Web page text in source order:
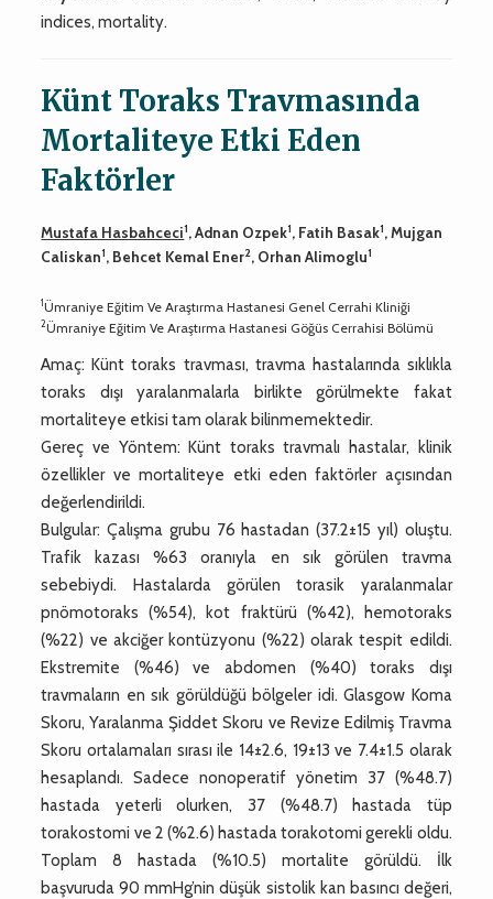
indices, mortality.
Künt Toraks Travmasında
Mortaliteye Etki Eden
Faktörler
Mustafa Hasbahceci1, Adnan Ozpek1, Fatih Basak1, Mujgan
Caliskan1, Behcet Kemal Ener2, Orhan Alimoglu1
1Ümraniye Eğitim Ve Araştırma Hastanesi Genel Cerrahi Kliniği
2Ümraniye Eğitim Ve Araştırma Hastanesi Göğüs Cerrahisi Bölümü
Amaç: Künt toraks travması, travma hastalarında sıklıkla
toraks dışı yaralanmalarla birlikte görülmekte fakat
mortaliteye etkisi tam olarak bilinmemektedir.
Gereç ve Yöntem: Künt toraks travmalı hastalar, klinik
özellikler ve mortaliteye etki eden faktörler açısından
değerlendirildi.
Bulgular: Çalışma grubu 76 hastadan (37.2±15 yıl) oluştu.
Trafik kazası %63 oranıyla en sık görülen travma
sebebiydi. Hastalarda görülen torasik yaralanmalar
pnömotoraks (%54), kot fraktürü (%42), hemotoraks
(%22) ve akciğer kontüzyonu (%22) olarak tespit edildi.
Ekstremite (%46) ve abdomen (%40) toraks dışı
travmaların en sık görüldüğü bölgeler idi. Glasgow Koma
Skoru, Yaralanma Şiddet Skoru ve Revize Edilmiş Travma
Skoru ortalamaları sırası ile 14±2.6, 19±13 ve 7.4±1.5 olarak
hesaplandı. Sadece nonoperatif yönetim 37 (%48.7)
hastada yeterli olurken, 37 (%48.7) hastada tüp
torakostomi ve 2 (%2.6) hastada torakotomi gerekli oldu.
Toplam 8 hastada (%10.5) mortalite görüldü. İlk
başvuruda 90 mmHg’nin düşük sistolik kan basıncı değeri,